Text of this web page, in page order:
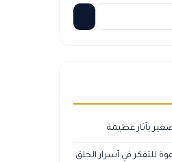
بآثار عظيمة
للتفكر في أسرار الخلق